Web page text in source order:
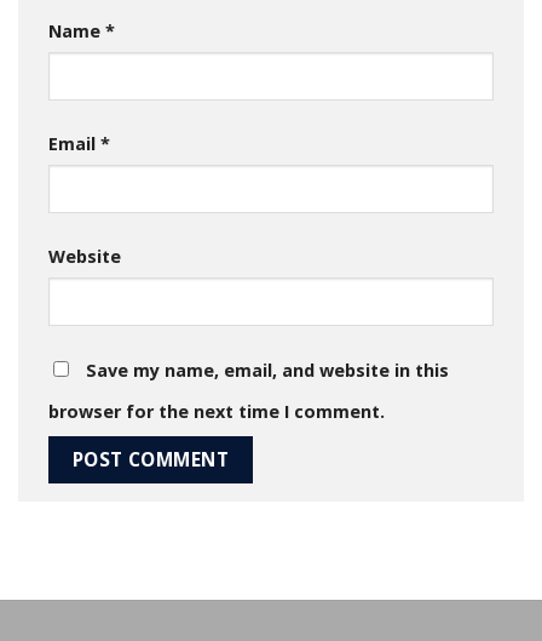
Name *
Email *
Website
Save my name, email, and website in this
browser for the next time I comment.